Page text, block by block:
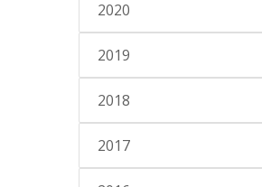
2020
2019
2018
2017